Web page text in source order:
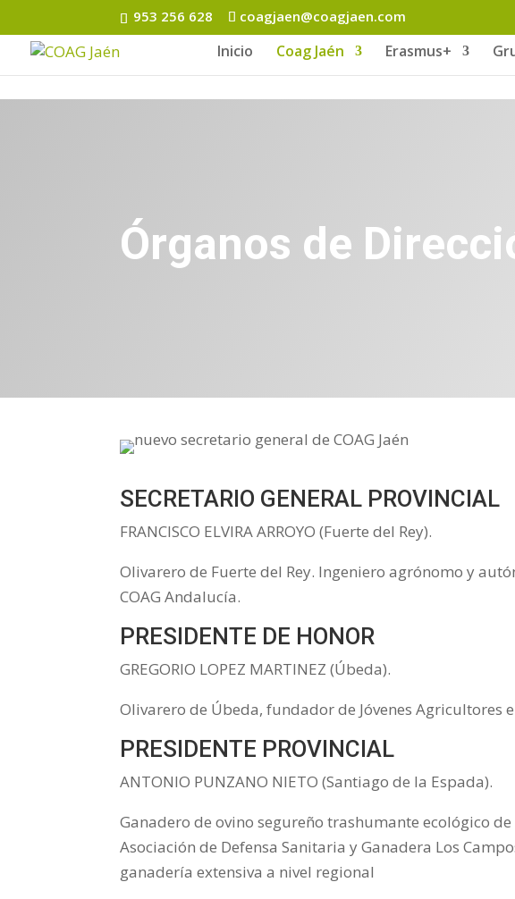
953 256 628 coagjaen@coagjaen.com
Inicio Coag Jaén Erasmus+
Órganos de
SECRETARIO GENERAL PROVINCIAL
FRANCISCO ELVIRA ARROYO (Fuerte del Rey).
Olivarero de Fuerte del Rey. Ingeniero agrónomo y
COAG Andalucía.
PRESIDENTE DE HONOR
GREGORIO LOPEZ MARTINEZ (Úbeda).
Olivarero de Úbeda, fundador de Jóvenes Agricultores
PRESIDENTE PROVINCIAL
ANTONIO PUNZANO NIETO (Santiago de la Espada).
Ganadero de ovino segureño trashumante ecológico
Asociación de Defensa Sanitaria y Ganadera Los
ganadería extensiva a nivel regional